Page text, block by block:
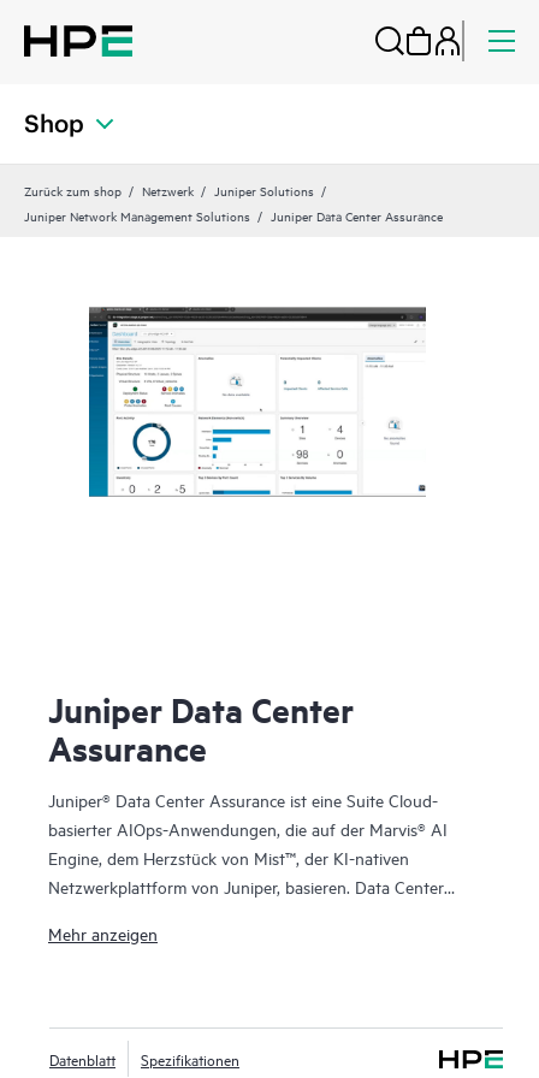
Shop
Zurück zum shop Netzwerk
Juniper Solutions
Juniper Network Management Solutions
Juniper Data Center Assurance
Juniper Data Center
Assurance
Juniper® Data Center Assurance ist eine Suite Cloud-
basierter AIOps-Anwendungen, die auf der Marvis® AI
Engine, dem Herzstück von Mist™, der KI-nativen
Netzwerkplattform von Juniper, basieren. Data Center
beim Betrieb von Datencentern für Private Cloud-Betreiber,
arbeitet mit Apstra Data Center Director zusammen, um
überragende Einblicke, Geschwindigkeit und Zuverlässigkeit
Mehr anzeigen
Datenblatt Spezifikationen